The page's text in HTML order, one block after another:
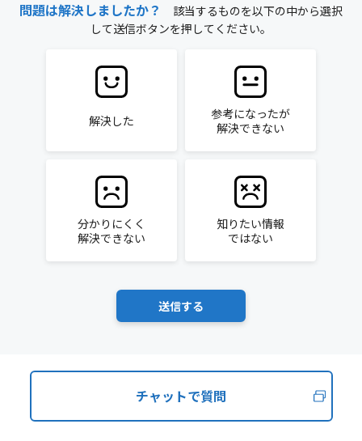
問題は解決しましたか？
該当するものを以下の中から選択
して送信ボタンを押してください。
解決した
参考になったが
解決できない
分かりにくく
解決できない
知りたい情報
ではない
チャットで質問